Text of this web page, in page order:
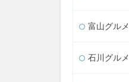
富山グルメ
石川グルメ